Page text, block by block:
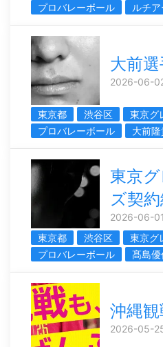
プロバレーボール
ルチ
大前
2026-06-
東京都 渋谷区
東京グ
プロバレーボール
大前隆
東京
ズ契
2026-06-
東京都
渋谷区
東京グ
プロバレーボール
髙島優
沖縄
2026-05-